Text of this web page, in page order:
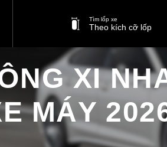
Tìm lốp xe
Theo kích cỡ lốp
XI
MÁY